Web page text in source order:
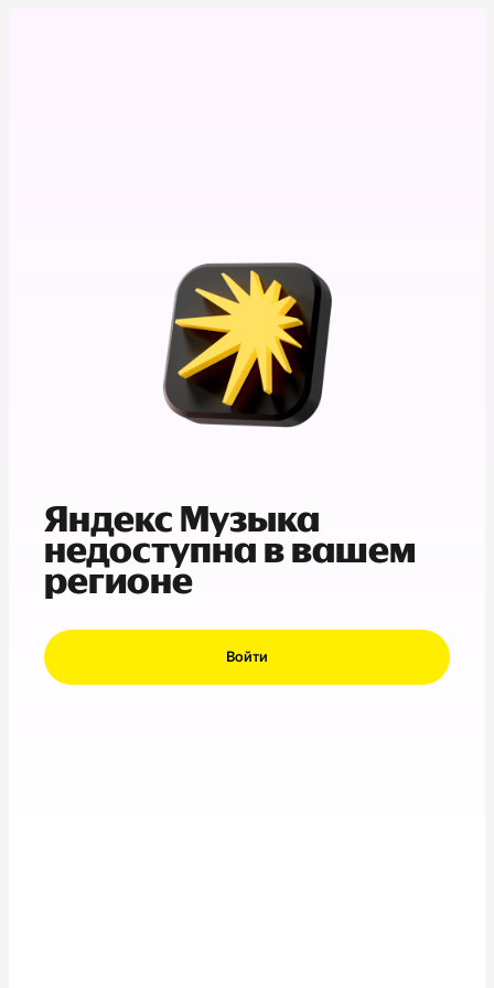
Яндекс Музыка
недоступна в вашем
регионе
Войти